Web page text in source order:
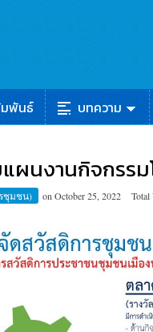
มพันธ์ บทความ
ผนงานกิจกรร
ชุมชน) on October 25, 2022